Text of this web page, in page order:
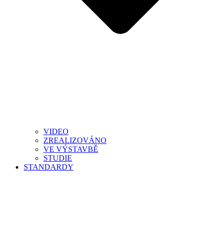
VIDEO
ZREALIZOVÁNO
VE VÝSTAVBĚ
STUDIE
STANDARDY